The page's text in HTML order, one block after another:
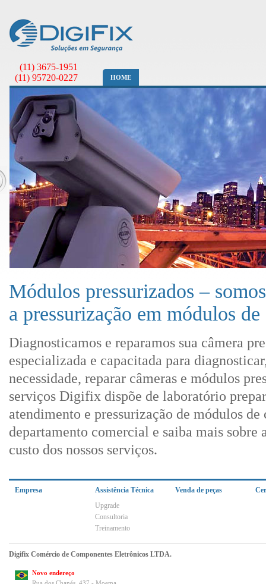
(11) 3675-1951
(11) 95720-0227
HOME
Módulos pressurizados –
a pressurização em módulos de
Diagnosticamos e reparamos sua câmera
especializada e capacitada para
necessidade, reparar câmeras e módulos
serviços Digifix dispõe de laboratório
atendimento e pressurização de módulos de
departamento comercial e saiba mais sobre
custo dos nossos serviços.
Empresa
Assistência Técnica
Upgrade
Consultoria
Treinamento
Venda de peças
Digifix Comércio de Componentes Eletrônicos LTDA.
Novo endereço